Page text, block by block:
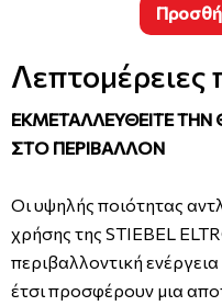
Λεπτομέρειες
ΕΚΜΕΤΑΛΛΕΥΘΕΙΤΕ
ΣΤΟ ΠΕΡΙΒΑΛΛΟΝ
Οι υψηλής ποιότητας
χρήσης της STIEBEL
περιβαλλοντική
έτσι προσφέρουν μια